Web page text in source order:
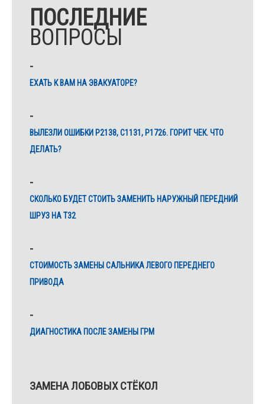
ПОСЛЕДНИЕ
ВОПРОСЫ
ЕХАТЬ К ВАМ НА ЭВАКУАТОРЕ?
ВЫЛЕЗЛИ ОШИБКИ Р2138, С1131, Р1726. ГОРИТ ЧЕК. ЧТО
ДЕЛАТЬ?
СКОЛЬКО БУДЕТ СТОИТЬ ЗАМЕНИТЬ НАРУЖНЫЙ ПЕРЕДНИЙ
ШРУЗ НА Т32
CТОИМОСТЬ ЗАМЕНЫ САЛЬНИКА ЛЕВОГО ПЕРЕДНЕГО
ПРИВОДА
ДИАГНОСТИКА ПОСЛЕ ЗАМЕНЫ ГРМ
ЗАМЕНА ЛОБОВЫХ СТЁКОЛ